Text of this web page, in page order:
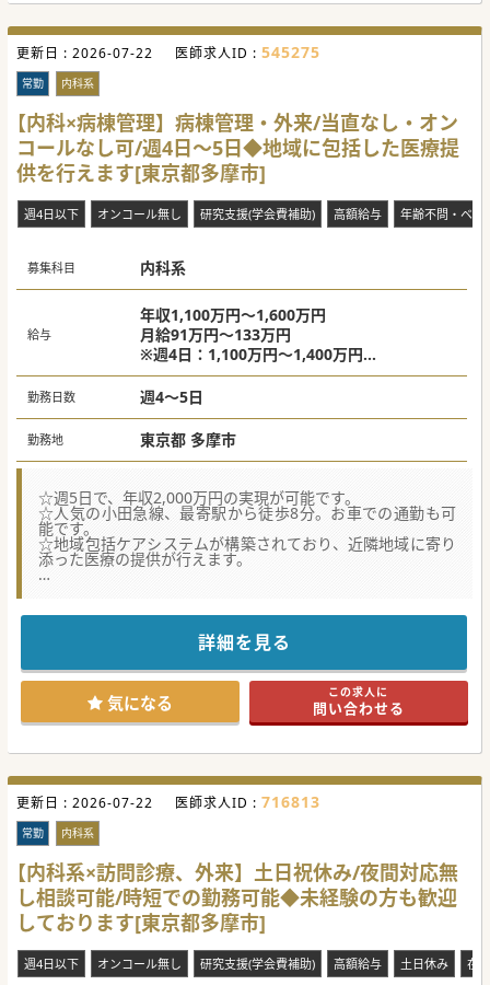
更新日 : 2026-07-22 医師求人ID : 545275
常勤 内科系
【内科×病棟管理】病棟管理・外来/当直なし・オン
コールなし可/週4日～5日◆地域に包括した医療提
供を行えます[東京都多摩市]
週4日以下 オンコール無し 研究支援(学会費補助) 高額給与 年齢不問・ベテ
募集科目 内科系
給与
年収1,100万円～1,600万円
月給91万円～133万円
※週4日：1,100万円～1,400万円
※週5日：1,300万円～1,600万円
（宿直代・早番遅番手当は別途）
※当直給与：40,000円/回（土曜：50,000円）
※当直給与の支払い：別途支給
勤務日数 週4～5日
勤務地 東京都 多摩市
☆週5日で、年収2,000万円の実現が可能です。
☆人気の小田急線、最寄駅から徒歩8分。お車での通勤も可
能です。
☆地域包括ケアシステムが構築されており、近隣地域に寄り
添った医療の提供が行えます。
ュニケーション重視の職場環境です。
・週4日勤務でオンコールもなく、QOLを重視した働き方が
また週5日勤務で年収2,000万円のご提示も可能になりま
す。
・高齢者医療やリハビリ施設までのネットワークがあり、幅
広い症例に携わることができます。
・法人内で、急性期病院からリハビリテーション病院までを
有する総合医療機関です。
・長くご勤務いただく為に働きやすい環境が整っています。
スタッフ全体の離職率は13％と実際に長く勤務いただいて
いる方がほとんどです。
・地域包括ケアシステムが構築されており、近隣地域に寄り
添った医療の提供が行われています。
【具体的な業務内容】
・高齢者急性期、亜急性期の慢性疾患及び内科疾患の患者様
の病棟管理をお願いいたします。
・スタッフの方々とコミュニケーションをとりながら、一人
一人に合わせた患者様のケアプラン作成などもお任せいたし
ます。
・現在9名の常勤医師が在籍しています。今回は将来を見据
詳細を見る
気になる この求人に
問い合わせる
更新日 : 2026-07-22 医師求人ID : 716813
常勤 内科系
【内科系×訪問診療、外来】土日祝休み/夜間対応無
し相談可能/時短での勤務可能◆未経験の方も歓迎
しております[東京都多摩市]
週4日以下 オンコール無し 研究支援(学会費補助) 高額給与 土日休み 在